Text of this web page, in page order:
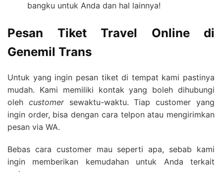
bangku untuk Anda dan hal lainnya!
Pesan Tiket Travel Online di
Genemil Trans
Untuk yang ingin pesan tiket di tempat kami pastinya
mudah. Kami memiliki kontak yang boleh dihubungi
oleh customersewaktu-waktu. Tiap customer yang
ingin order, bisa dengan cara telpon atau mengirimkan
pesan via WA.
Bebas cara customer mau seperti apa, sebab kami
ingin memberikan kemudahan untuk Anda terkait